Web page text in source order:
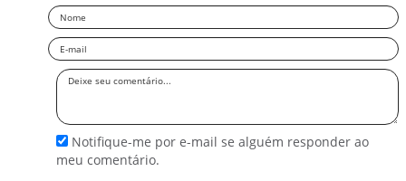
Nome
Email
Deixe
Notifique-me por e-mail se alguém responder ao
meu comentário.